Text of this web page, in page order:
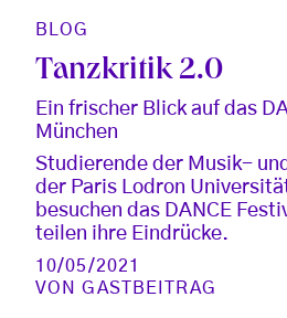
BLOG
Tanzkritik 2.0
Ein frischer Blick auf das
München
Studierende der Musik-
der Paris Lodron
besuchen das DANCE
teilen ihre Eindrücke.
10/05/2021
VONGASTBEITRAG